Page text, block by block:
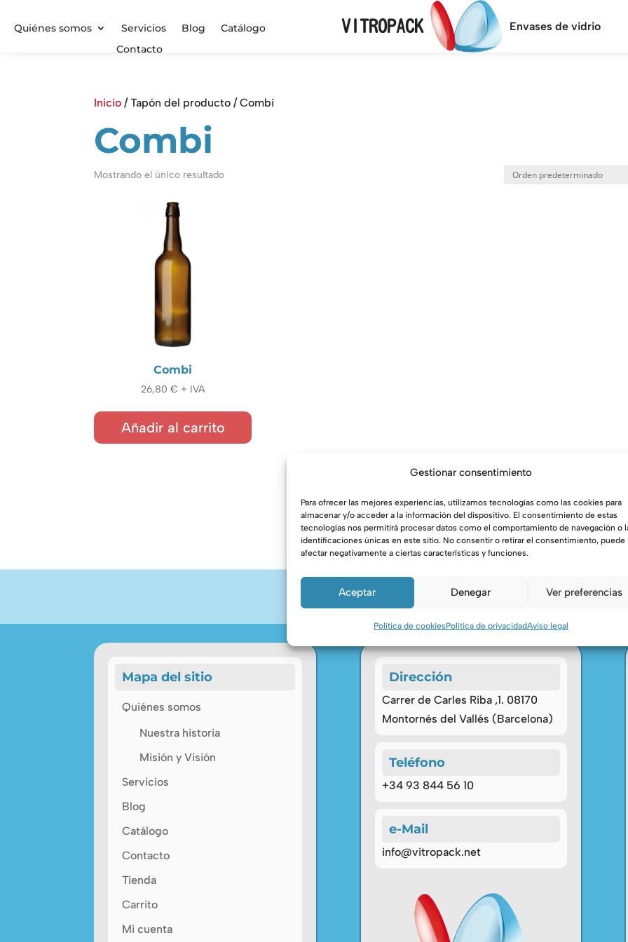
Gestionar consentimiento
Para ofrecer las mejores experiencias, utilizamos tecnologías como las cookies para
almacenar y/o acceder a la información del dispositivo. El consentimiento de estas
tecnologías nos permitirá procesar datos como el comportamiento de navegación o
identificaciones únicas en este sitio. No consentir o retirar el consentimiento, puede
afectar negativamente a ciertas características y funciones.
Aceptar Denegar Ver preferencias
Política de cookiesPolítica de privacidadAviso legal
Quiénes somos Servicios Blog
Catálogo
Contacto
VITROPACK Envases de vidrio
Inicio / Tapón del producto / Combi
Combi
Mostrando el único resultado
Combi
26,80€ + IVA
Añadir al carrito
Mapa del sitio
Quiénes somos
Nuestra historia
Misión y Visión
Servicios
Blog
Catálogo
Contacto
Tienda
Carrito
Mi cuenta
Dirección
Carrer de Carles Riba ,1. 08170
Montornés del Vallés (Barcelona)
Teléfono
+34 93 844 56 10
e-Mail
info@vitropack.net